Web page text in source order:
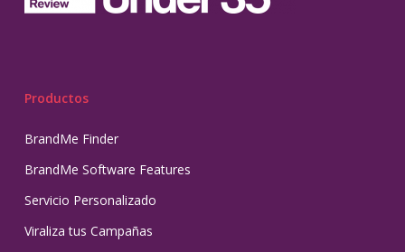
Productos
BrandMe Finder
BrandMe Software Features
Servicio Personalizado
Viraliza tus Campañas